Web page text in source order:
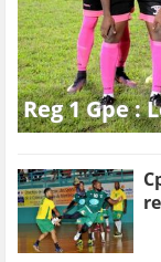
Reg 1 Gpe :